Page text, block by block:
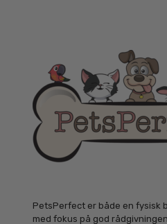
PetsPerfect er både en fysisk
med fokus på god rådgivningen.